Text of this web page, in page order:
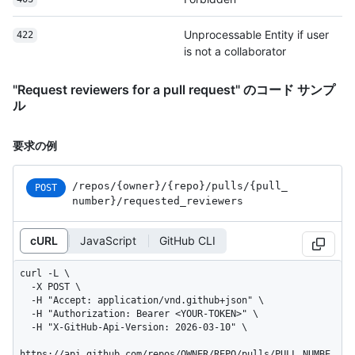
422
Unprocessable Entity if user
is not a collaborator
"Request reviewers for a pull request" のコード サンプ
ル
要求の例
POST /repos /{owner} /{repo} /pulls /{pull_
number} /requested_ reviewers
cURL JavaScript GitHub CLI
curl -L \